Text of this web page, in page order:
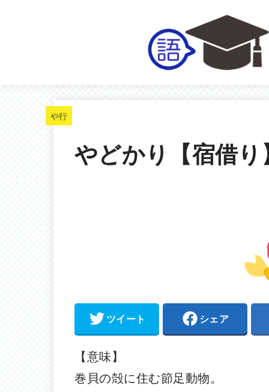
や行
やどかり【宿借
ツイート シェア
【意味】
巻貝の殻に住む節足動物。